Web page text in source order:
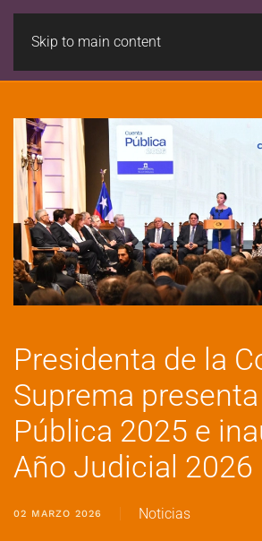
Skip to main content
Presidenta de la
Suprema
Pública 2025 e
Año Judicial 2026
02 MARZO 2026 Noticias